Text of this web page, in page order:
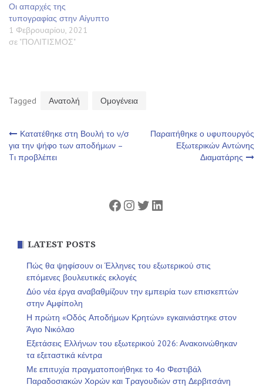
Οι απαρχές της
τυπογραφίας στην Αίγυπτο
1 Φεβρουαρίου, 2021
σε "ΠΟΛΙΤΙΣΜΟΣ"
Tagged Ανατολή Ομογένεια
Πλοήγηση
άρθρων
Κατατέθηκε στη Βουλή το ν/σ
για την ψήφο των αποδήμων –
Tι προβλέπει
Παραιτήθηκε ο υφυπουργός
Εξωτερικών Αντώνης
Διαματάρης
Facebook
Instagram
Twitter
Linkedin
LATEST POSTS
Πώς θα ψηφίσουν οι Έλληνες του εξωτερικού στις
επόμενες βουλευτικές εκλογές
Δύο νέα έργα αναβαθμίζουν την εμπειρία των επισκεπτών
στην Αμφίπολη
Η πρώτη «Οδός Αποδήμων Κρητών» εγκαινιάστηκε στον
Άγιο Νικόλαο
Εξετάσεις Ελλήνων του εξωτερικού 2026: Ανακοινώθηκαν
τα εξεταστικά κέντρα
Με επιτυχία πραγματοποιήθηκε το 4ο Φεστιβάλ
Παραδοσιακών Χορών και Τραγουδιών στη Δερβιτσάνη